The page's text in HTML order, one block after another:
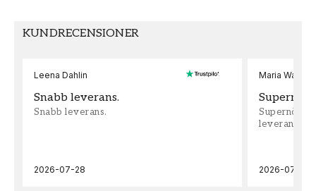
KUNDRECENSIONER
Leena Dahlin
Snabb leverans.
Snabb leverans.
2026-07-28
Maria
leveran,
2026-07-22